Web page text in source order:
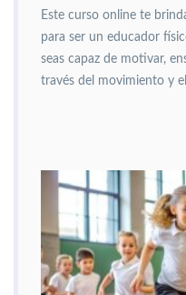
Este curso online te
para ser un educador
seas capaz de motivar,
través del movimiento y